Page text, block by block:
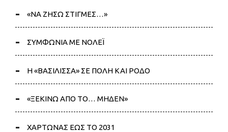
«ΝΑ ΖΗΣΩ ΣΤΙΓΜΕΣ…»
ΣΥΜΦΩΝΙΑ ΜΕ ΝΟΛΕΪ
Η «ΒΑΣΙΛΙΣΣΑ» ΣΕ ΠΟΛΗ ΚΑΙ ΡΟΔΟ
«ΞΕΚΙΝΩ ΑΠΟ ΤΟ… ΜΗΔΕΝ»
ΧΑΡΤΩΝΑΣ ΕΩΣ ΤΟ 2031